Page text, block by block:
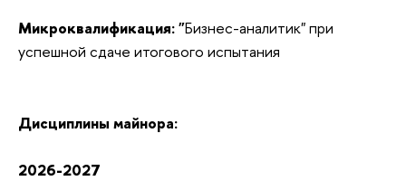
Микроквалификация: "Бизнес-аналитик" при
успешной сдаче итогового испытания
Дисциплины майнора:
2026-2027